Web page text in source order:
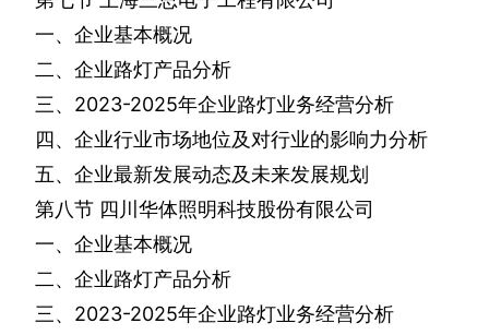
一、企业基本概况
二、企业路灯产品分析
三、 2023-2025年企业路灯业务经营分析
四、企业行业市场地位及对行业的影响力分析
五、企业最新发展动态及未来发展规划
第八节 四川华体照明科技股份有限公司
一、企业基本概况
二、企业路灯产品分析
三、 2023-2025年企业路灯业务经营分析